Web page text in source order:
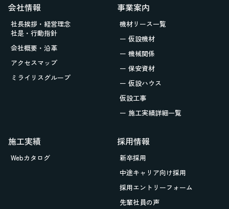
会社情報
社長挨拶・経営理念
社是・行動指針
会社概要・沿革
アクセスマップ
ミライリスグループ
事業案内
機材リース一覧
ー 仮設機材
ー 機械関係
ー 保安資材
ー 仮設ハウス
仮設工事
ー 施工実績詳細一覧
施工実績
Webカタログ
採用情報
新卒採用
中途キャリア向け採用
採用エントリーフォーム
先輩社員の声